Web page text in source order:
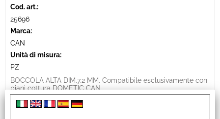
Cod. art.:
25696
Marca:
CAN
Unità di misura:
PZ
BOCCOLA ALTA DIM.7.2 MM. Compatibile esclusivamente con
piani cottura DOMETIC CAN
Disponibile